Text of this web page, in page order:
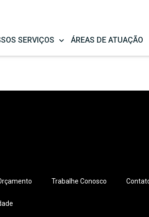
SERVIÇOS ÁREAS DE ATUAÇÃO
Trabalhe Conosco